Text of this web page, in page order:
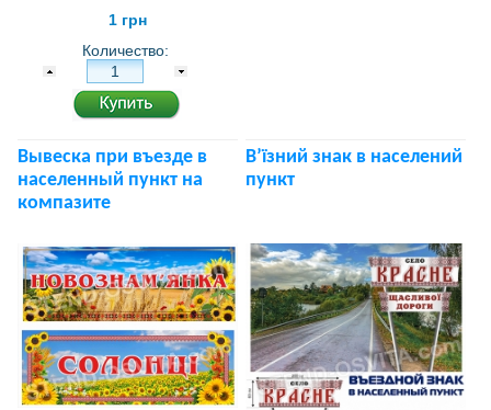
1 грн
Количество:
Вывеска при въезде в
населенный пункт на
компазите
В’їзний знак в населений
пункт